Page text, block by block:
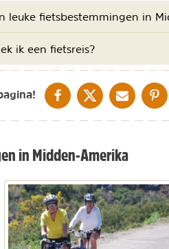
leuke fietsbestemmingen in
ik een fietsreis?
DELEN OP FACEBOOK
DELEN OP XDELEN VIA
in Midden-Amerika